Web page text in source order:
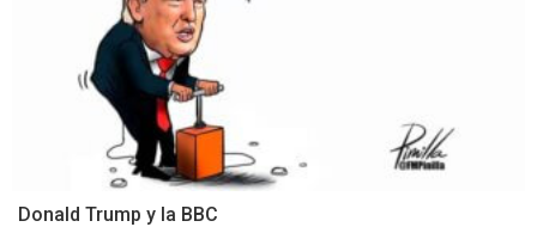
Donald Trump y la BBC